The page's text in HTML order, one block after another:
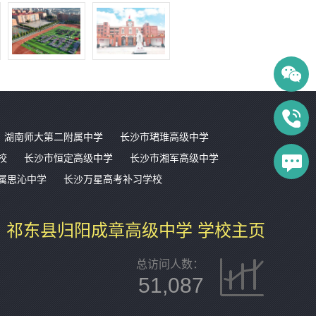
湖南师大第二附属中学
长沙市珺琟高级中学
长沙市恒定高级中学
长沙市湘军高级中学
思沁中学
长沙万星高考补习学校
祁东县归阳成章高级中学 学校主页
总访问人数：
51,087